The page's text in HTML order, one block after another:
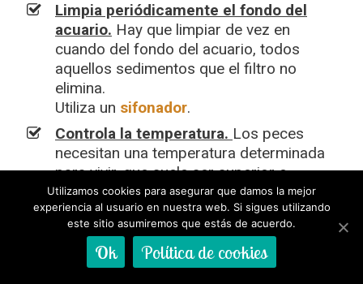
Limpia periódicamente el fondo del
acuario. Hay que limpiar de vez en
cuando del fondo del acuario, todos
aquellos sedimentos que el filtro no
elimina.
Utiliza un sifonador.
Controla la temperatura. Los peces
necesitan una temperatura determinada
para vivir, que suele ser superior o
inferior a la temperatura ambiente.
Con introducir un calentador, el problema
queda solventado, pero si vivimos en un
lugar con mucho calor, es posible que
necesitemosbajar la temperatura del
Utilizamos cookies para asegurar que damos la mejor
experiencia al usuario en nuestra web. Si sigues utilizando
este sitio asumiremos que estás de acuerdo.
Ok Política de cookies